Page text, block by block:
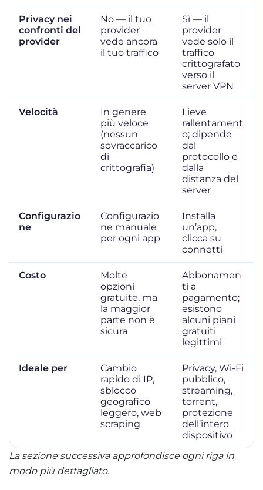
Privacy nei
confronti del
provider
No — il tuo
provider
vede ancora
il tuo traffico
Sì — il
provider
vede solo il
traffico
crittografato
verso il
server VPN
Velocità
In genere
più veloce
(nessun
sovraccarico
di
crittografia)
Lieve
rallentament
o; dipende
dal
protocollo e
dalla
distanza del
server
Configurazio
ne
Configurazio
ne manuale
per ogni app
Installa
un’app,
clicca su
connetti
Costo
Molte
opzioni
gratuite, ma
la maggior
parte non è
sicura
Abbonamen
ti a
pagamento;
esistono
alcuni piani
gratuiti
legittimi
Ideale per
Cambio
rapido di IP,
sblocco
geografico
leggero, web
scraping
Privacy, Wi-Fi
pubblico,
streaming,
torrent,
protezione
dell’intero
dispositivo
La sezione successiva approfondisce ogni riga in
modo più dettagliato.